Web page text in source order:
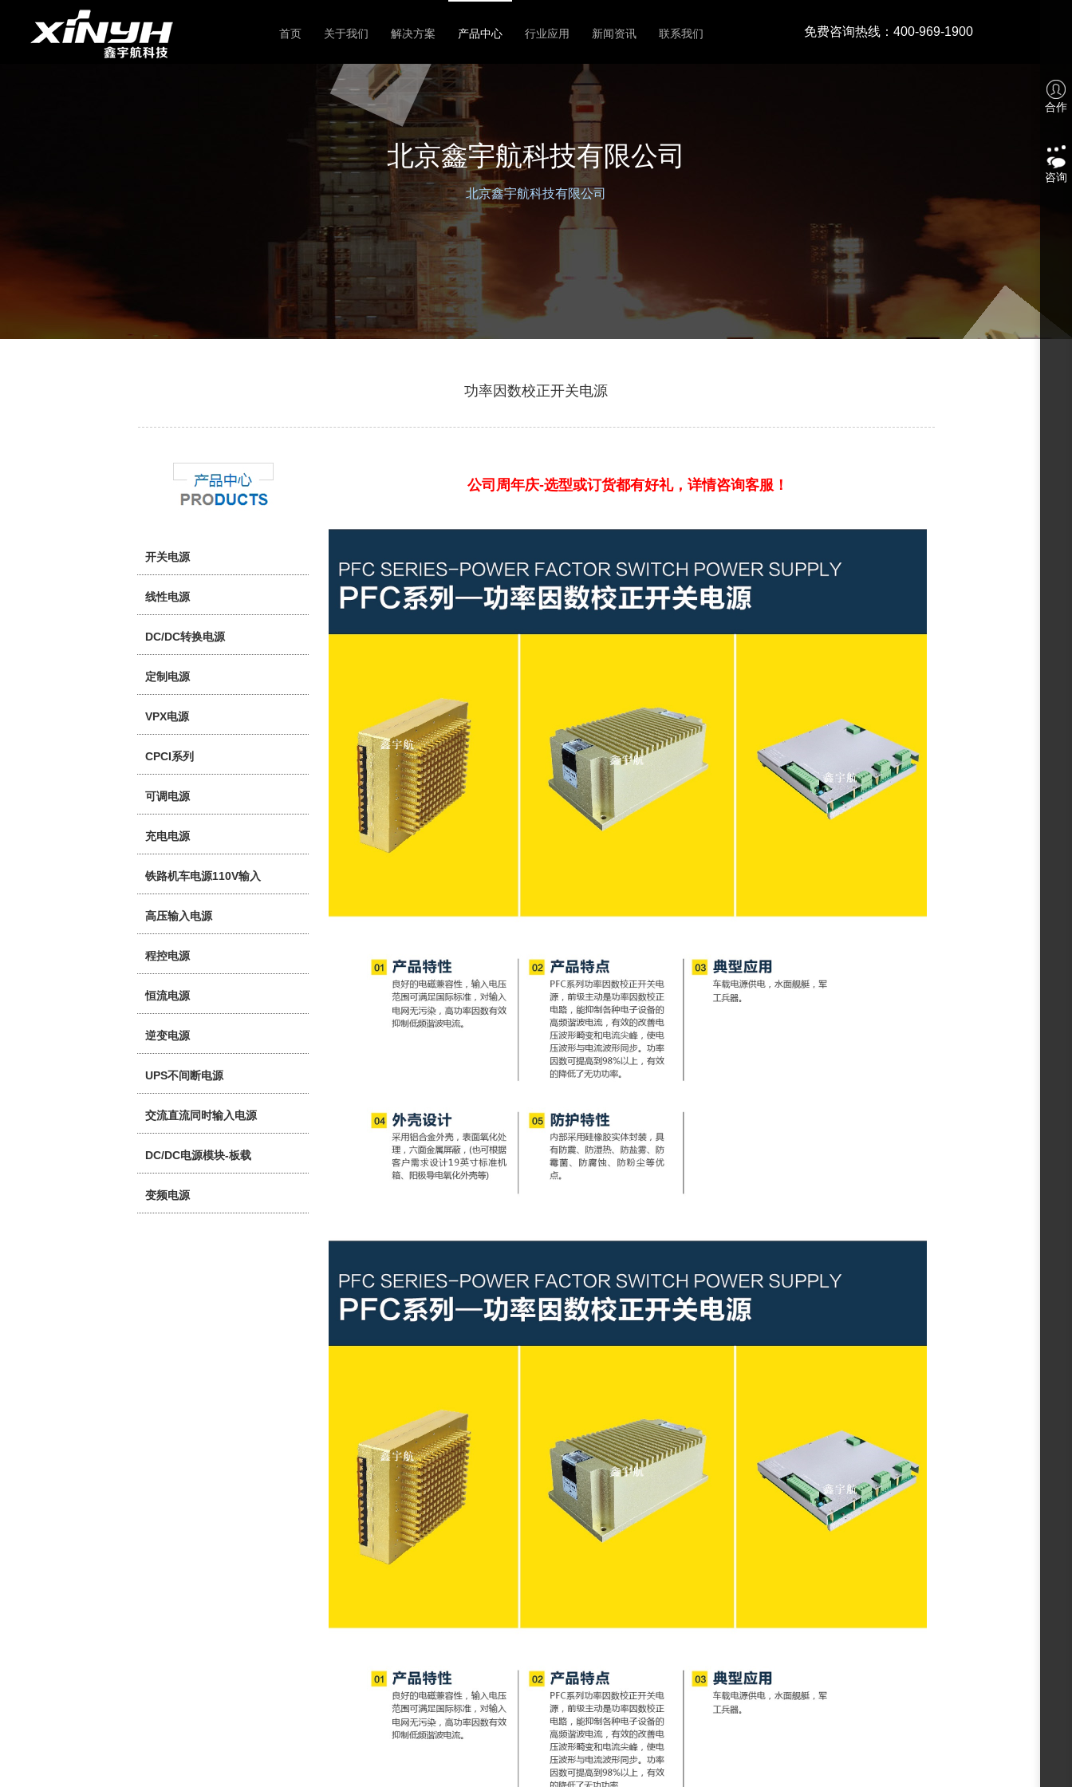
首页 关于我们 解决方案 产品中心 行业应用 新闻资讯 联系我们 免费咨询热线：400-969-1900
合作
咨询
北京鑫宇航科技有限公司
北京鑫宇航科技有限公司
功率因数校正开关电源
开关电源
线性电源
DC/DC转换电源
定制电源
VPX电源
CPCI系列
可调电源
充电电源
铁路机车电源110V输入
高压输入电源
程控电源
恒流电源
逆变电源
UPS不间断电源
交流直流同时输入电源
DC/DC电源模块-板载
变频电源
公司周年庆-选型或订货都有好礼，详情咨询客服！